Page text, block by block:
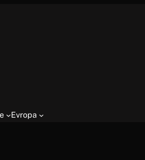
Evropa